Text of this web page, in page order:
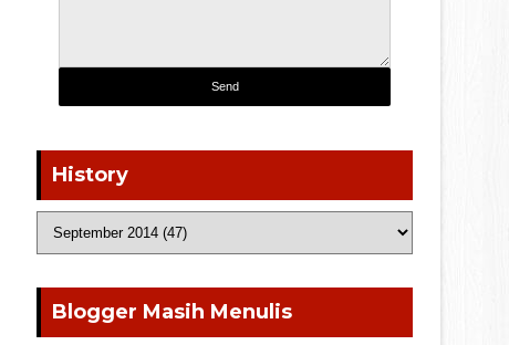
History
Blogger Masih Menulis